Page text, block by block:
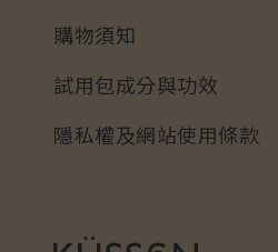
購物須知
試用包成分與功效
隱私權及網站使用條款